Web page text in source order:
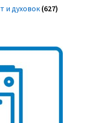
и духовок (627)